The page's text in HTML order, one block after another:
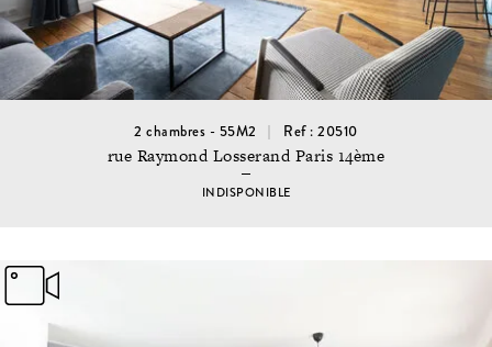
2 chambres - 55M2 Ref : 20510
rue Raymond Losserand Paris 14ème
INDISPONIBLE